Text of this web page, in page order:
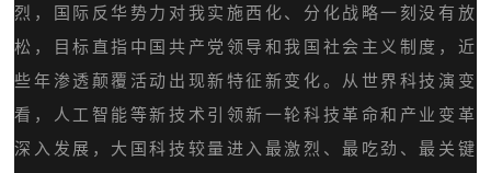
烈，国际反华势力对我实施西化、分化战略一刻没有放
松，目标直指中国共产党领导和我国社会主义制度，近
些年渗透颠覆活动出现新特征新变化。从世界科技演变
看，人工智能等新技术引领新一轮科技革命和产业变革
深入发展，大国科技较量进入最激烈、最吃劲、最关键